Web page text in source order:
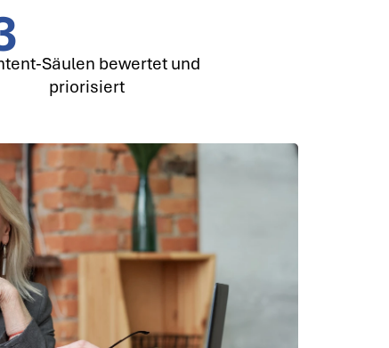
Säulen bewertet und
priorisiert